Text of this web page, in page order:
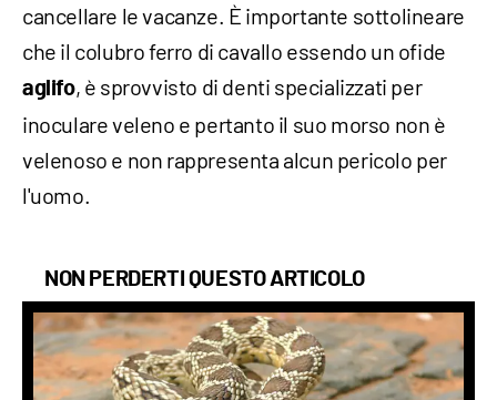
cancellare le vacanze. È importante sottolineare
che il colubro ferro di cavallo essendo un ofide
aglifo, è sprovvisto di denti specializzati per
inoculare veleno e pertanto il suo morso non è
velenoso e non rappresenta alcun pericolo per
l'uomo.
NON PERDERTI QUESTO ARTICOLO